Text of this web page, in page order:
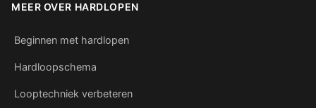
MEER OVER HARDLOPEN
Beginnen met hardlopen
Hardloopschema
Looptechniek verbeteren